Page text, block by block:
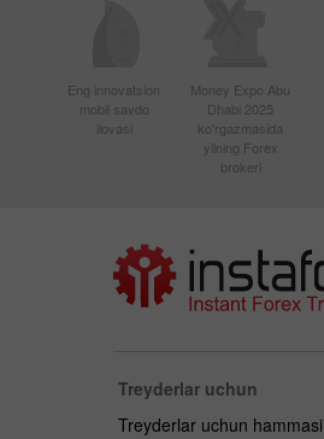
Eng innovatsion
mobil savdo
ilovasi
Money Expo Abu
Dhabi 2025
ko'rgazmasida
yilning Forex
brokeri
Treyderlar uchun
Treyderlar uchun hammasi